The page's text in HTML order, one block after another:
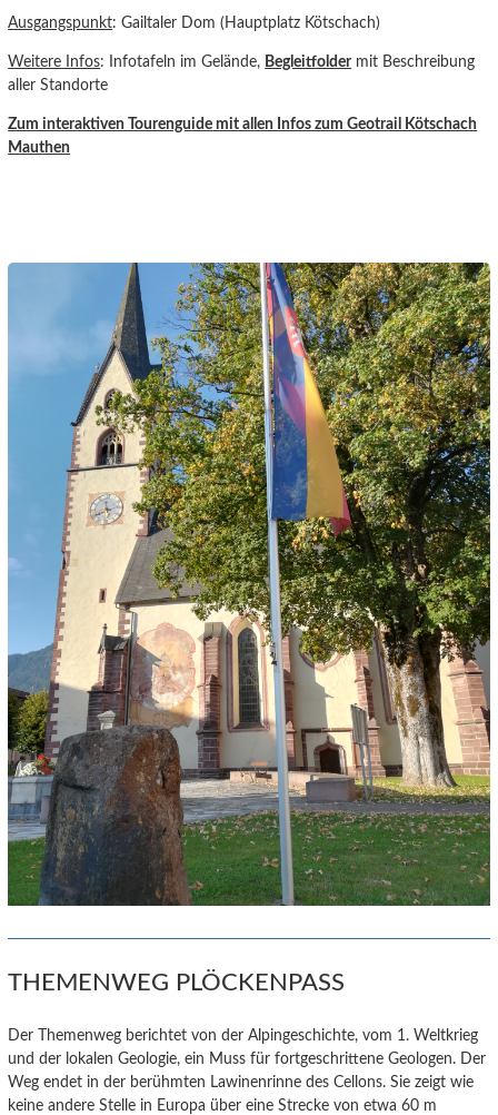
Ausgangspunkt: Gailtaler Dom (Hauptplatz Kötschach)
Weitere Infos: Infotafeln im Gelände, Begleitfoldermit Beschreibung
aller Standorte
Zum interaktiven Tourenguide mit allen Infos zum Geotrail Kötschach
Mauthen
THEMENWEG PLÖCKENPASS
Der Themenweg berichtet von der Alpingeschichte, vom 1. Weltkrieg
und der lokalen Geologie, ein Muss für fortgeschrittene Geologen. Der
Weg endet in der berühmten Lawinenrinne des Cellons. Sie zeigt wie
keine andere Stelle in Europa über eine Strecke von etwa 60 m